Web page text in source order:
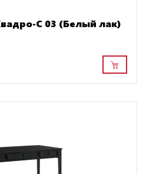
С 03 (Белый лак)